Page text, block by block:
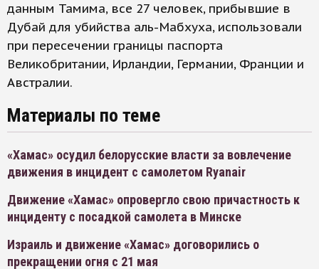
данным Тамима, все 27 человек, прибывшие в
Дубай для убийства аль-Мабхуха, использовали
при пересечении границы паспорта
Великобритании, Ирландии, Германии, Франции и
Австралии.
Материалы по теме
«Хамас» осудил белорусские власти за вовлечение
движения в инцидент с самолетом Ryanair
Движение «Хамас» опровергло свою причастность к
инциденту с посадкой самолета в Минске
Израиль и движение «Хамас» договорились о
прекращении огня с 21 мая